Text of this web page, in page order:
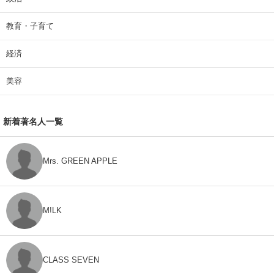
教育・子育て
経済
美容
新着著名人一覧
Mrs. GREEN APPLE
M!LK
CLASS SEVEN